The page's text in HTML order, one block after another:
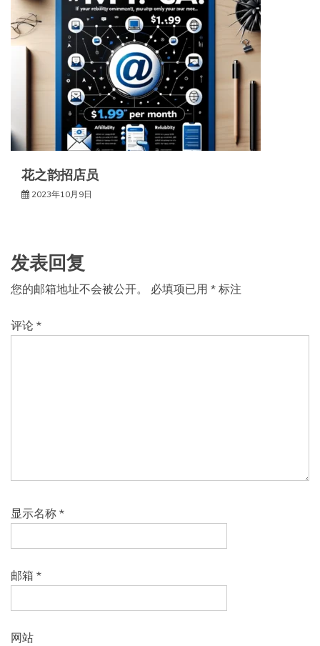
花之韵招店员
2023年10月9日
发表回复
您的邮箱地址不会被公开。 必填项已用 * 标注
评论 *
显示名称 *
邮箱 *
网站